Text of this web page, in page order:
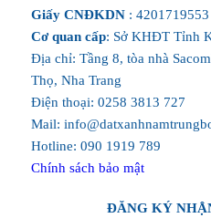
Giấy CNĐKDN: 4201719553
Cơ quan cấp: Sở KHĐT Tỉnh
Địa chỉ: Tầng 8, tòa nhà
Thọ, Nha Trang
Điện thoại: 0258 3813 727
Mail:
Hotline: 090 1919 789
Chính sách bảo mật
ĐĂNG KÝ